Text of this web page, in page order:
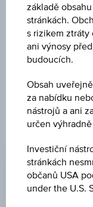
Uveřejněné
investory, kteří již
-0,01(-0,01
NÁKUP
základě
stránkách.
s rizikem ztráty
ani výnosy
budoucích.
Obsah
za nabídku
nástrojů a ani
určen
Investiční
stránkách
občanů USA
under the U.S.